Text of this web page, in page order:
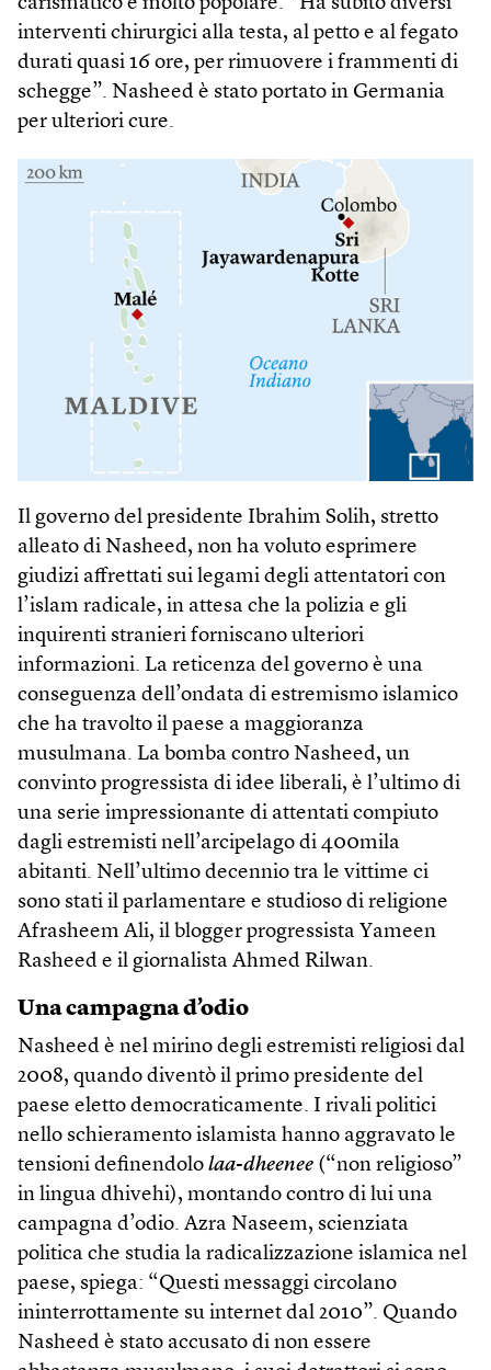
interventi chirurgici alla testa, al petto e al fegato
durati quasi 16 ore, per rimuovere i frammenti di
schegge”. Nasheed è stato portato in Germania
per ulteriori cure.
Il governo del presidente Ibrahim Solih, stretto
alleato di Nasheed, non ha voluto esprimere
giudizi affrettati sui legami degli attentatori con
l’islam radicale, in attesa che la polizia e gli
inquirenti stranieri forniscano ulteriori
informazioni. La reticenza del governo è una
conseguenza dell’ondata di estremismo islamico
che ha travolto il paese a maggioranza
musulmana. La bomba contro Nasheed, un
convinto progressista di idee liberali, è l’ultimo di
una serie impressionante di attentati compiuto
dagli estremisti nell’arcipelago di 400mila
abitanti. Nell’ultimo decennio tra le vittime ci
sono stati il parlamentare e studioso di religione
Afrasheem Ali, il blogger progressista Yameen
Rasheed e il giornalista Ahmed Rilwan.
Una campagna d’odio
Nasheed è nel mirino degli estremisti religiosi dal
2008, quando diventò il primo presidente del
paese eletto democraticamente. I rivali politici
nello schieramento islamista hanno aggravato le
tensioni definendolo laa-dheenee (“non religioso”
in lingua dhivehi), montando contro di lui una
campagna d’odio. Azra Naseem, scienziata
politica che studia la radicalizzazione islamica nel
paese, spiega: “Questi messaggi circolano
ininterrottamente su internet dal 2010”. Quando
Nasheed è stato accusato di non essere